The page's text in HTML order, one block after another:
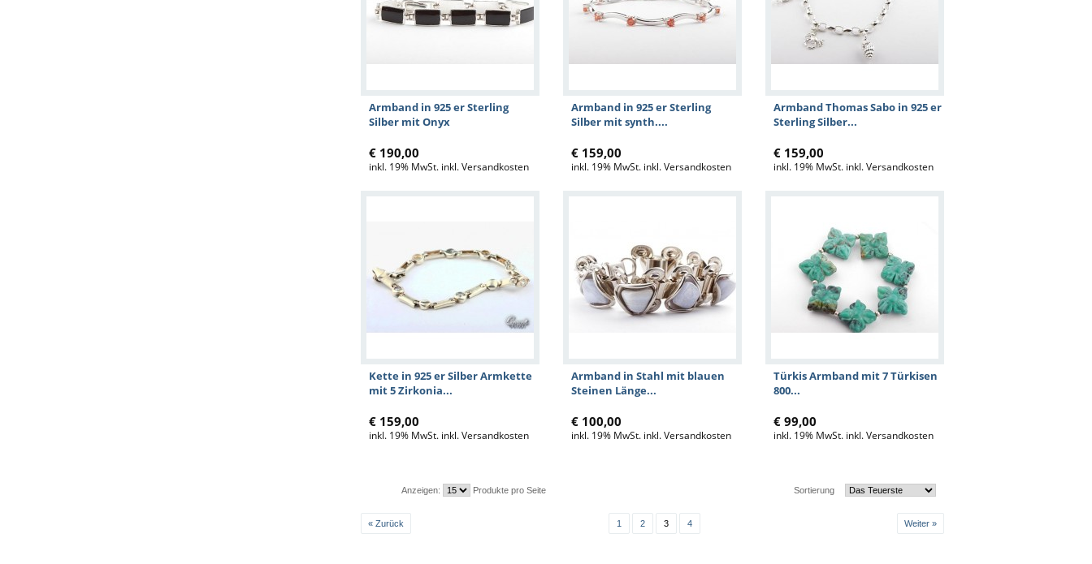
Armband in 925 er Sterling
Silber mit Onyx
€ 190,00
inkl. 19% MwSt. inkl. Versandkosten
Armband in 925 er Sterling
Silber mit synth....
€ 159,00
inkl. 19% MwSt. inkl. Versandkosten
Armband Thomas Sabo in 925 er
Sterling Silber...
€ 159,00
inkl. 19% MwSt. inkl. Versandkosten
Kette in 925 er Silber Armkette
mit 5 Zirkonia...
€ 159,00
inkl. 19% MwSt. inkl. Versandkosten
Armband in Stahl mit blauen
Steinen Länge...
€ 100,00
inkl. 19% MwSt. inkl. Versandkosten
Türkis Armband mit 7 Türkisen
800...
€ 99,00
inkl. 19% MwSt. inkl. Versandkosten
Sortierung
Anzeigen: Produkte pro Seite
« Zurück 1 2 3 4 Weiter »